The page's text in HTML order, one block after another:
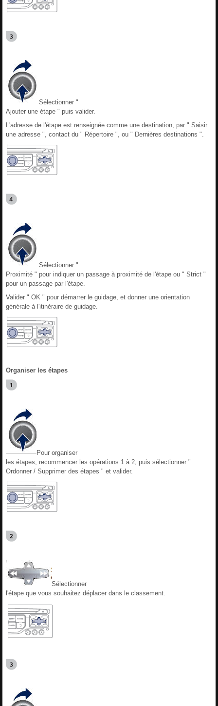
Sélectionner "
Ajouter une étape " puis valider.
L'adresse de l'étape est renseignée comme une destination, par " Saisir
une adresse ", contact du " Répertoire ", ou " Dernières destinations ".
Sélectionner "
Proximité " pour indiquer un passage à proximité de l'étape ou " Strict "
pour un passage par l'étape.
Valider " OK " pour démarrer le guidage, et donner une orientation
générale à l'itinéraire de guidage.
Organiser les étapes
Pour organiser
les étapes, recommencer les opérations 1 à 2, puis sélectionner "
Ordonner / Supprimer des étapes " et valider.
Sélectionner
l'étape que vous souhaitez déplacer dans le classement.